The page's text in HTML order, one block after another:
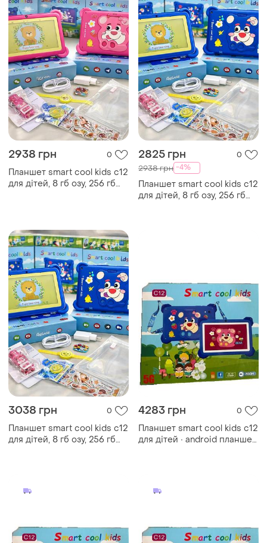
2938 грн 0
Планшет smart cool kids c12
для дітей, 8 гб озу, 256 гб
2825 грн 0
2938 грн -4%
Планшет smart cool kids c12
для дітей, 8 гб озу, 256 гб
3038 грн 0
Планшет smart cool kids c12
для дітей, 8 гб озу, 256 гб
4283 грн 0
Планшет smart cool kids c12
для дітей ∙ android планшет